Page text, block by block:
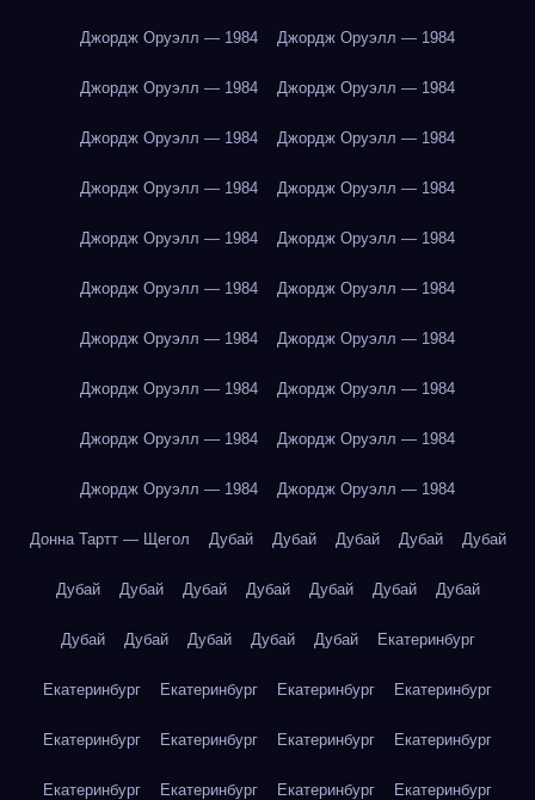
Джордж Оруэлл — 1984 Джордж Оруэлл — 1984
Джордж Оруэлл — 1984 Джордж Оруэлл — 1984
Джордж Оруэлл — 1984 Джордж Оруэлл — 1984
Джордж Оруэлл — 1984 Джордж Оруэлл — 1984
Джордж Оруэлл — 1984 Джордж Оруэлл — 1984
Джордж Оруэлл — 1984 Джордж Оруэлл — 1984
Джордж Оруэлл — 1984 Джордж Оруэлл — 1984
Джордж Оруэлл — 1984 Джордж Оруэлл — 1984
Джордж Оруэлл — 1984 Джордж Оруэлл — 1984
Джордж Оруэлл — 1984 Джордж Оруэлл — 1984
Донна Тартт — Щегол Дубай Дубай Дубай Дубай Дубай
Дубай Дубай Дубай Дубай Дубай Дубай Дубай
Дубай Дубай Дубай Дубай Дубай Екатеринбург
Екатеринбург Екатеринбург Екатеринбург Екатеринбург
Екатеринбург Екатеринбург Екатеринбург Екатеринбург
Екатеринбург Екатеринбург Екатеринбург Екатеринбург